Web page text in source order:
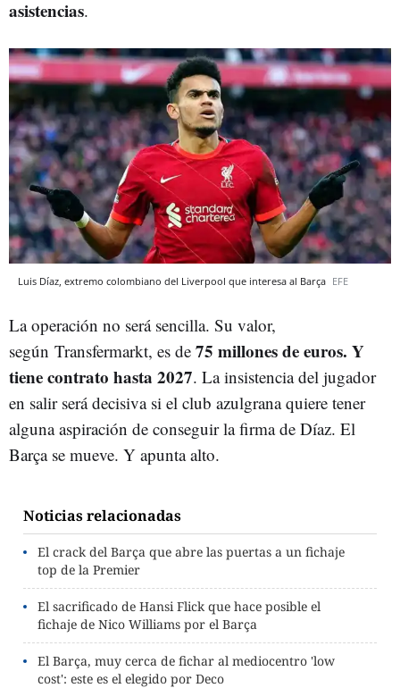
asistencias.
Luis Díaz, extremo colombiano del Liverpool que interesa al Barça EFE
La operación no será sencilla. Su valor,
según Transfermarkt, es de 75 millones de euros. Y
tiene contrato hasta 2027. La insistencia del jugador
en salir será decisiva si el club azulgrana quiere tener
alguna aspiración de conseguir la firma de Díaz. El
Barça se mueve. Y apunta alto.
Noticias relacionadas
El crack del Barça que abre las puertas a un fichaje
top de la Premier
El sacrificado de Hansi Flick que hace posible el
fichaje de Nico Williams por el Barça
El Barça, muy cerca de fichar al mediocentro 'low
cost': este es el elegido por Deco